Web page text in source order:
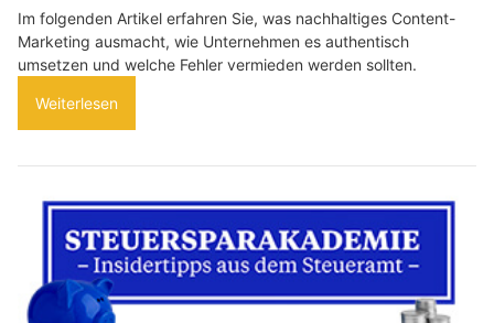
Im folgenden Artikel erfahren Sie, was nachhaltiges Content-
Marketing ausmacht, wie Unternehmen es authentisch
umsetzen und welche Fehler vermieden werden sollten.
Weiterlesen